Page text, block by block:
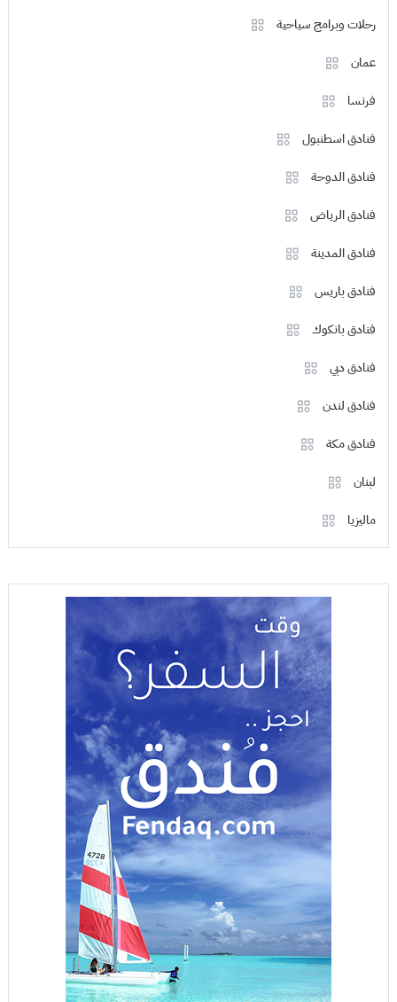
رحلات وبرامج سياحية
عمان
فرنسا
فنادق اسطنبول
فنادق الدوحة
فنادق الرياض
فنادق المدينة
فنادق باريس
فنادق بانكوك
فنادق دبي
فنادق لندن
فنادق مكة
لبنان
ماليزيا